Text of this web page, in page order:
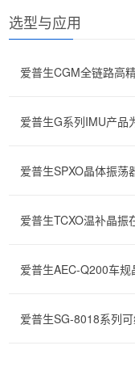
选型与应用
爱普生CGM全链路高精度
爱普生G系列IMU产品为
爱普生SPXO晶体振荡器
爱普生TCXO温补晶振
爱普生AEC-Q200车规晶
爱普生SG-8018系列可编程